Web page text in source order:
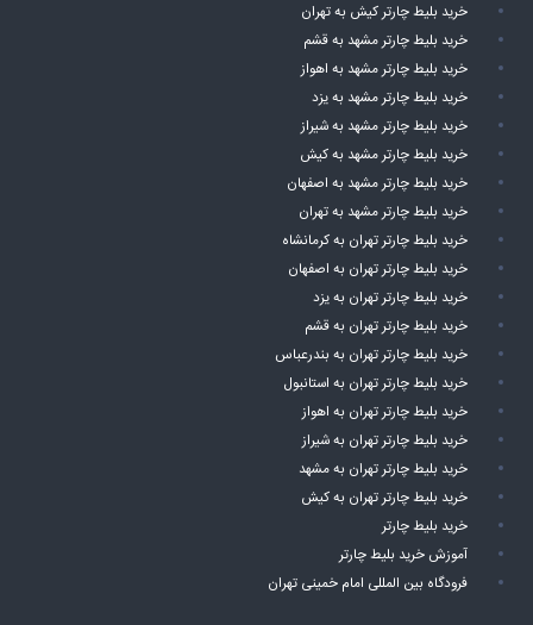
خرید بلیط چارتر کیش به تهران
خرید بلیط چارتر مشهد به قشم
خرید بلیط چارتر مشهد به اهواز
خرید بلیط چارتر مشهد به یزد
خرید بلیط چارتر مشهد به شیراز
خرید بلیط چارتر مشهد به کیش
خرید بلیط چارتر مشهد به اصفهان
خرید بلیط چارتر مشهد به تهران
خرید بلیط چارتر تهران به کرمانشاه
خرید بلیط چارتر تهران به اصفهان
خرید بلیط چارتر تهران به یزد
خرید بلیط چارتر تهران به قشم
خرید بلیط چارتر تهران به بندرعباس
خرید بلیط چارتر تهران به استانبول
خرید بلیط چارتر تهران به اهواز
خرید بلیط چارتر تهران به شیراز
خرید بلیط چارتر تهران به مشهد
خرید بلیط چارتر تهران به کیش
خرید بلیط چارتر
آموزش خرید بلیط چارتر
فرودگاه بین المللی امام خمینی تهران